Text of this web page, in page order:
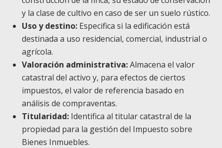
y la clase de cultivo en caso de ser un suelo rústico.
Uso y destino: Especifica si la edificación está
destinada a uso residencial, comercial, industrial o
agrícola.
Valoración administrativa:Almacena el valor
catastral del activo y, para efectos de ciertos
impuestos, el valor de referencia basado en
análisis de compraventas.
Titularidad: Identifica al titular catastral de la
propiedad para la gestión del Impuesto sobre
Bienes Inmuebles.